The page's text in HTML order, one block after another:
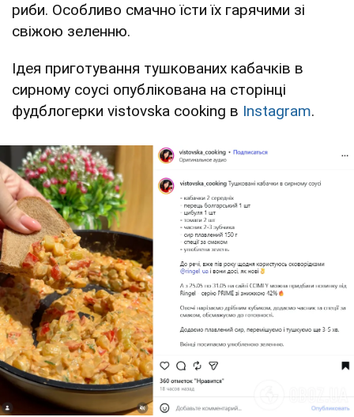
риби. Особливо смачно їсти їх гарячими зі
свіжою зеленню.
Ідея приготування тушкованих кабачків в
сирному соусі опублікована на сторінці
фудблогерки vistovska cooking в Instagram.